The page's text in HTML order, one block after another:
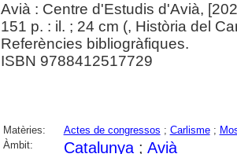
Avià : Centre d'Estudis d'Avià,
151 p. : il. ; 24 cm (, Història del
Referències bibliogràfiques.
ISBN 9788412517729
Matèries: Actes de congressos ; Carlisme;
Àmbit:
Catalunya; Avià